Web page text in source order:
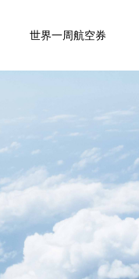
世界一周航空券